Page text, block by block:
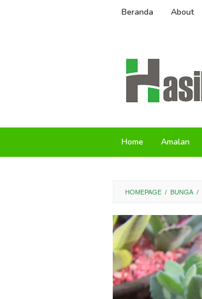
Beranda About
Home Amalan
HOMEPAGE / BUNGA /